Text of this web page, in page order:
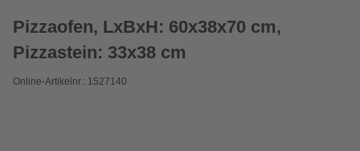
Pizzaofen, LxBxH: 60x38x70 cm,
Pizzastein: 33x38 cm
Online-Artikelnr.: 1527140